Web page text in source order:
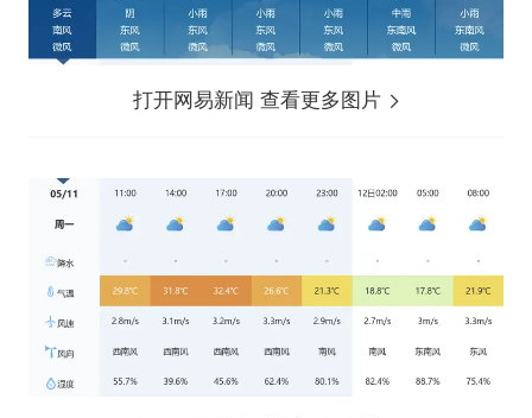
打开网易新闻 查看更多图片